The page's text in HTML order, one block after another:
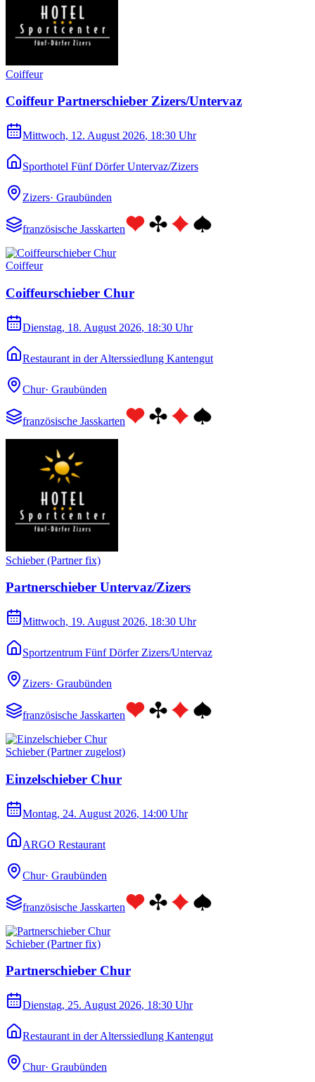
Coiffeur
Coiffeur Partnerschieber Zizers/Untervaz
Mittwoch, 12. August 2026, 18:30 Uhr
Sporthotel Fünf Dörfer Untervaz/Zizers
Zizers· Graubünden
französische Jasskarten
Coiffeur
Coiffeurschieber Chur
Dienstag, 18. August 2026, 18:30 Uhr
Restaurant in der Alterssiedlung Kantengut
Chur· Graubünden
französische Jasskarten
Schieber (Partner fix)
Partnerschieber Untervaz/Zizers
Mittwoch, 19. August 2026, 18:30 Uhr
Sportzentrum Fünf Dörfer Zizers/Untervaz
Zizers· Graubünden
französische Jasskarten
Schieber (Partner zugelost)
Einzelschieber Chur
Montag, 24. August 2026, 14:00 Uhr
ARGO Restaurant
Chur· Graubünden
französische Jasskarten
Schieber (Partner fix)
Partnerschieber Chur
Dienstag, 25. August 2026, 18:30 Uhr
Restaurant in der Alterssiedlung Kantengut
Chur· Graubünden